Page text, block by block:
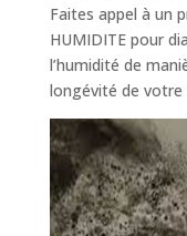
Faites appel à un
HUMIDITE pour
l’humidité de
longévité de votre